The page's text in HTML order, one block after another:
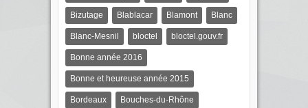
Bizutage Blablacar Blamont Blanc
Blanc-Mesnil bloctel bloctel.gouv.fr
Bonne année 2016
Bonne et heureuse année 2015
Bordeaux Bouches-du-Rhône